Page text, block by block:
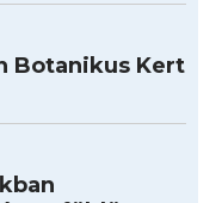
Botanikus Kert